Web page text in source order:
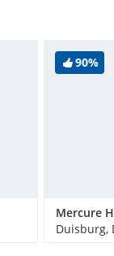
90%
Duisburg,